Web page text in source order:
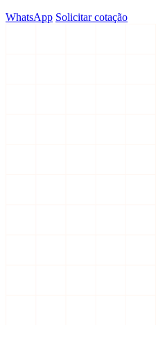
WhatsApp Solicitar cotação